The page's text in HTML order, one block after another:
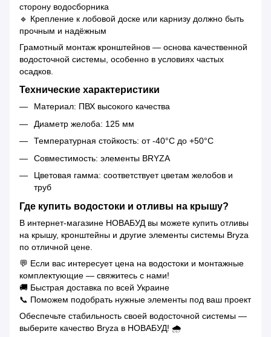
сторону водосборника
🔹 Крепление к лобовой доске или карнизу должно быть
прочным и надёжным
Грамотный монтаж кронштейнов — основа качественной
водосточной системы, особенно в условиях частых
осадков.
Технические характеристики
Материал: ПВХ высокого качества
Диаметр желоба: 125 мм
Температурная стойкость: от -40°C до +50°C
Совместимость: элементы BRYZA
Цветовая гамма: соответствует цветам желобов и
труб
Где купить водостоки и отливы на крышу?
В интернет-магазине НОВАБУД вы можете купить отливы
на крышу, кронштейны и другие элементы системы Bryza
по отличной цене.
💬 Если вас интересует цена на водостоки и монтажные
комплектующие — свяжитесь с нами!
🚚 Быстрая доставка по всей Украине
📞 Поможем подобрать нужные элементы под ваш проект
Обеспечьте стабильность своей водосточной системы —
выберите качество Bryza в НОВАБУД! 🌧️